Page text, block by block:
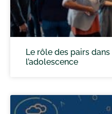
Le rôle des pairs
l’adolescence